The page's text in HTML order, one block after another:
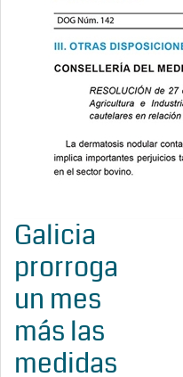
Galicia
prorroga
un mes
más las
medidas